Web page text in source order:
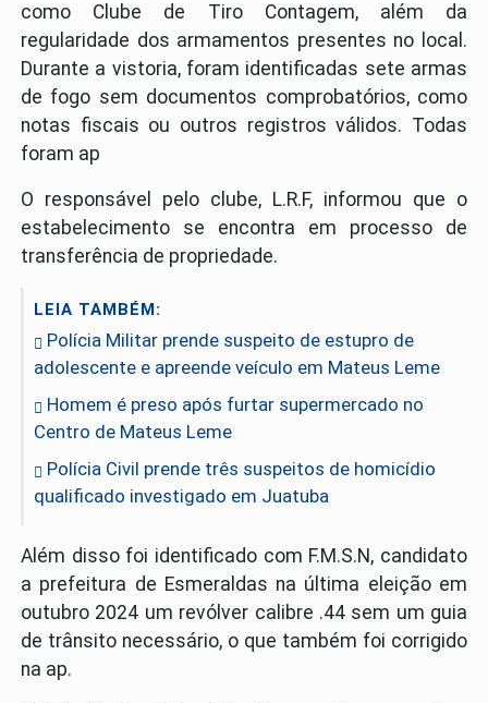
como Clube de Tiro Contagem, além da
regularidade dos armamentos presentes no local.
Durante a vistoria, foram identificadas sete armas
de fogo sem documentos comprobatórios, como
notas fiscais ou outros registros válidos. Todas
foram ap
O responsável pelo clube, L.R.F, informou que o
estabelecimento se encontra em processo de
transferência de propriedade.
LEIA TAMBÉM:
Polícia Militar prende suspeito de estupro de
adolescente e apreende veículo em Mateus Leme
Homem é preso após furtar supermercado no
Centro de Mateus Leme
Polícia Civil prende três suspeitos de homicídio
qualificado investigado em Juatuba
Além disso foi identificado com F.M.S.N, candidato
a prefeitura de Esmeraldas na última eleição em
outubro 2024 um revólver calibre .44 sem um guia
de trânsito necessário, o que também foi corrigido
na ap.